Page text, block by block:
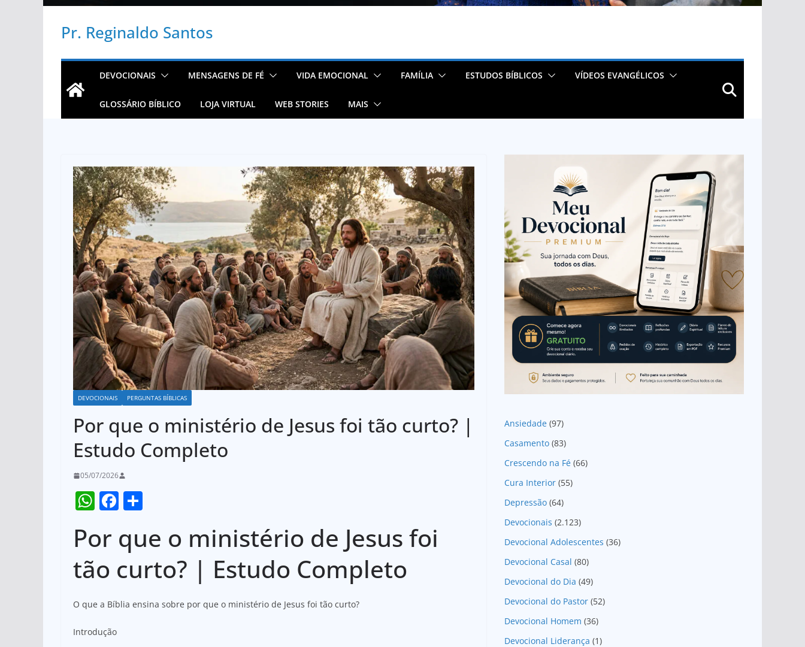
Pr. Reginaldo Santos
DEVOCIONAIS MENSAGENS DE FÉ VIDA EMOCIONAL FAMÍLIA ESTUDOS BÍBLICOS VÍDEOS EVANGÉLICOS
GLOSSÁRIO BÍBLICO LOJA VIRTUAL WEB STORIES MAIS
DEVOCIONAIS PERGUNTAS BÍBLICAS
Por que o ministério de Jesus foi tão curto? |
Estudo Completo
05/07/2026
W
at
A
p
p
F
c
e
b
o
o
ar
Por que o ministério de Jesus foi
tão curto? | Estudo Completo
O que a Bíblia ensina sobre por que o ministério de Jesus foi tão curto?
Introdução
Ansiedade (97)
Casamento (83)
Crescendo na Fé (66)
Cura Interior (55)
Depressão (64)
Devocionais (2.123)
Devocional Adolescentes (36)
Devocional Casal (80)
Devocional do Dia (49)
Devocional do Pastor (52)
Devocional Homem (36)
Devocional Liderança (1)